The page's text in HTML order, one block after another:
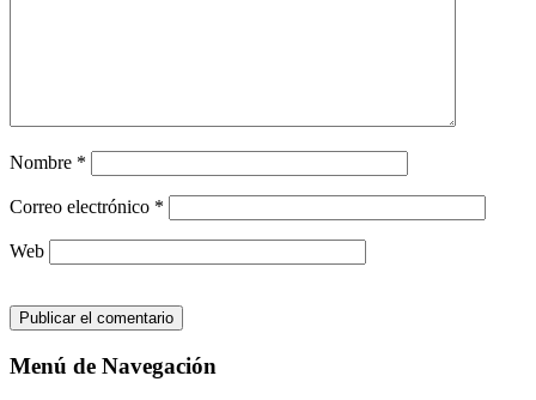
Nombre *
Correo electrónico *
Web
Menú de Navegación